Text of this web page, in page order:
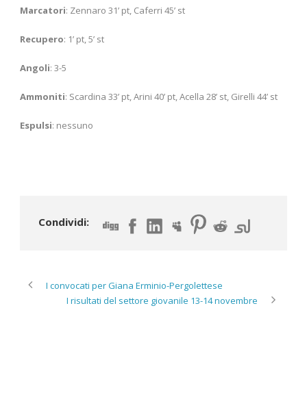
Marcatori: Zennaro 31’ pt, Caferri 45’ st
Recupero: 1’ pt, 5’ st
Angoli: 3-5
Ammoniti: Scardina 33’ pt, Arini 40’ pt, Acella 28’ st, Girelli 44’ st
Espulsi: nessuno
Condividi:
I convocati per Giana Erminio-Pergolettese
I risultati del settore giovanile 13-14 novembre